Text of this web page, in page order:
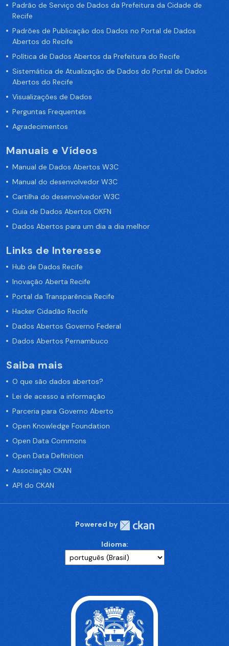
Padrão de Serviço de Dados da Prefeitura da Cidade de
Recife
Padrões de Publicação dos Dados no Portal de Dados
Abertos do Recife
Política de Dados Abertos da Prefeitura do Recife
Sistemática de Atualização de Dados do Portal de Dados
Abertos do Recife
Visualizações de Dados
Perguntas Frequentes
Agradecimentos
Manuais e Vídeos
Manual de Dados Abertos W3C
Manual do desenvolvedor W3C
Cartilha do desenvolvedor W3C
Guia de Dados Abertos OKFN
Dados Abertos para um dia a dia melhor
Links de Interesse
Hub de Dados Recife
Inovação Aberta Recife
Portal da Transparência Recife
Hacker Cidadão Recife
Dados Abertos Governo Federal
Dados Abertos Pernambuco
Saiba mais
O que são dados abertos?
Lei de acesso a informação
Parceria para Governo Aberto
Open Knowledge Foundation
Open Data Commons
Open Data Definition
Associação CKAN
API do CKAN
Powered by
Idioma